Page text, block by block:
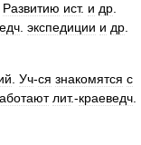
Развитию ист. и др
экспедиции и др
Уч-ся знакомятся с
лит.-краеведч